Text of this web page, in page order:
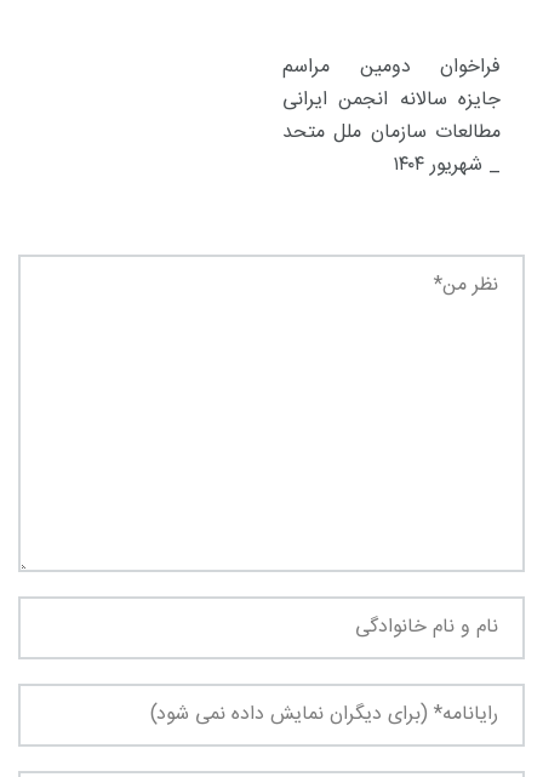
فراخوان دومین مراسم
جایزه سالانه انجمن ایرانی
مطالعات سازمان ملل متحد
_ شهریور ۱۴۰۴